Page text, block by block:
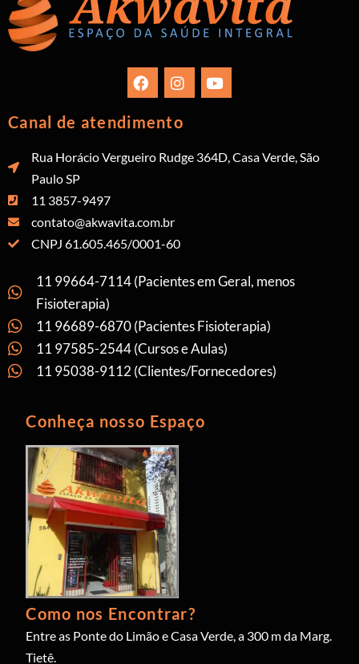
Canal de atendimento
Rua Horácio Vergueiro Rudge 364D, Casa Verde, São
Paulo SP
11 3857-9497
contato@akwavita.com.br
CNPJ 61.605.465/0001-60
11 99664-7114 (Pacientes em Geral, menos
Fisioterapia)
11 96689-6870 (Pacientes Fisioterapia)
11 97585-2544 (Cursos e Aulas)
11 95038-9112 (Clientes/Fornecedores)
Conheça nosso Espaço
Como nos Encontrar?
Entre as Ponte do Limão e Casa Verde, a 300 m da Marg.
Tietê.